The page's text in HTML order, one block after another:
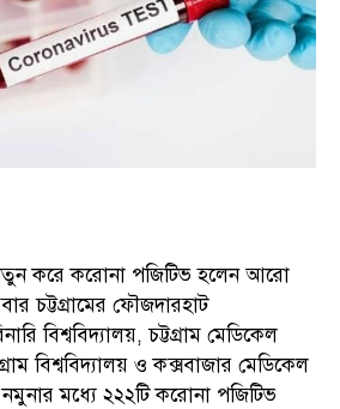
নতুন করে করোনা পজিটিভ হলেন আরো
চট্টগ্রামের ফৌজদারহাট
বিশ্ববিদ্যালয়, চট্টগ্রাম মেডিকেল
বিশ্ববিদ্যালয় ও কক্সবাজার মেডিকেল
মধ্যে ২২২টি করোনা পজিটিভ